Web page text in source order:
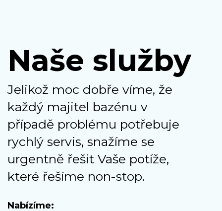
Naše služby
Jelikož moc dobře víme, že
každý majitel bazénu v
případě problému potřebuje
rychlý servis, snažíme se
urgentně řešit Vaše potíže,
které řešíme non-stop.
Nabízíme: